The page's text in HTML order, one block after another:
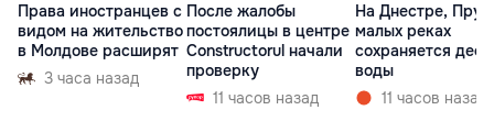
Права иностранцев с
видом на жительство
в Молдове расширят
3 часа назад
После жалобы
постоялицы в центре
Constructorul начали
проверку
11 часов назад
На Днестре,
малых реках
сохраняется
воды
11 часов назад